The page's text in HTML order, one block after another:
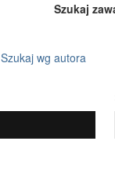
Szukaj
Szukaj wg autora